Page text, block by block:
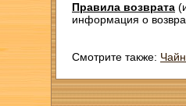
Правила возврата
информация о
Смотрите также: